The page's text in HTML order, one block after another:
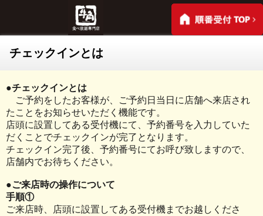
チェックインとは
●チェックインとは
ご予約をしたお客様が、ご予約日当日に店舗へ来店され
たことをお知らせいただく機能です。
店頭に設置してある受付機にて、予約番号を入力していた
だくことでチェックインが完了となります。
チェックイン完了後、予約番号にてお呼び致しますので、
店舗内でお待ちください。
●ご来店時の操作について
手順①
ご来店時、店頭に設置してある受付機までお越しくださ